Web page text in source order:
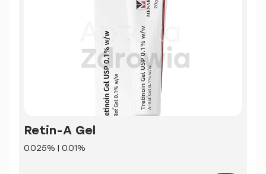
Retin-A Gel
0.025% | 0.01%